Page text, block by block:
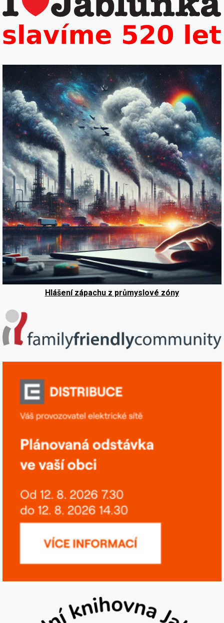
Hlášení zápachu z průmyslové zóny